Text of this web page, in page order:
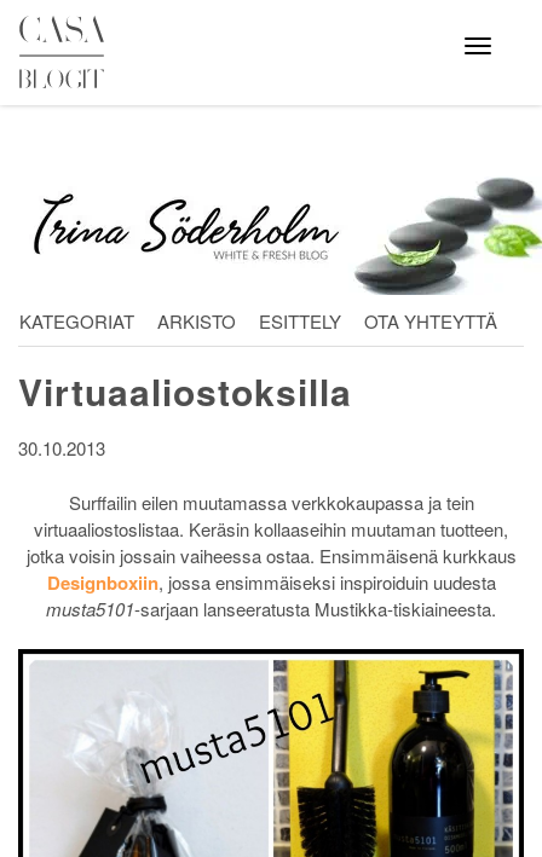
Skip
content
Avaa
valikko
KATEGORIAT ARKISTO ESITTELY OTA YHTEYTTÄ
Virtuaaliostoksilla
30.10.2013
Surffailin eilen muutamassa verkkokaupassa ja tein
virtuaaliostoslistaa. Keräsin kollaaseihin muutaman tuotteen,
jotka voisin jossain vaiheessa ostaa. Ensimmäisenä kurkkaus
Designboxiin, jossa ensimmäiseksi inspiroiduin uudesta
musta5101-sarjaan lanseeratusta Mustikka-tiskiaineesta.